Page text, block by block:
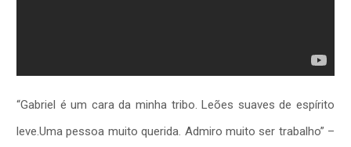
“Gabriel é um cara da minha tribo. Leões suaves de espírito
leve.Uma pessoa muito querida. Admiro muito ser trabalho” –